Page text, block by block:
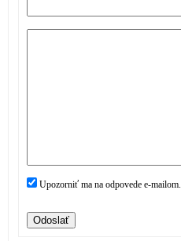
Upozorniť ma na odpovede e-mailom.
Odoslať